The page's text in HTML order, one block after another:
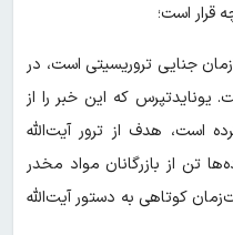
قرار است؛
جنایی تروریسیتی است، در
یونایدتپرس که این خبر را از
است، هدف از ترور آیت‌الله
تن از بازرگانان مواد مخدر
کوتاهی به دستور آیت‌الله